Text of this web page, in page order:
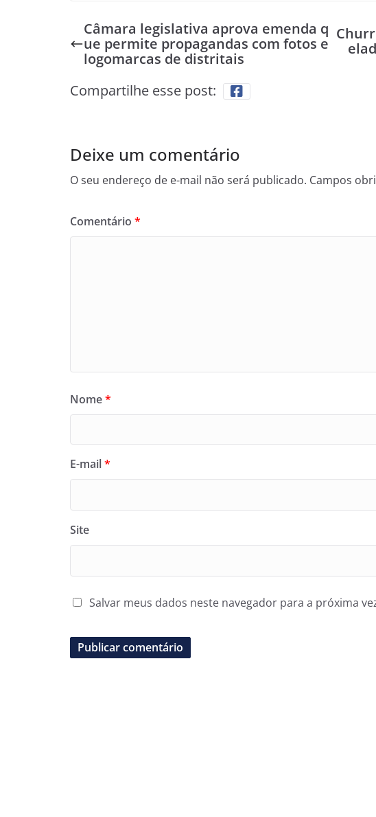
Câmara legislativa aprova emenda q
ue permite propagandas com fotos e
logomarcas de distritais
Compartilhe esse post:
Deixe um comentário
O seu endereço de e-mail não será publicado. Campos
Comentário *
Nome*
E-mail*
Site
Salvar meus dados neste navegador para a próxima